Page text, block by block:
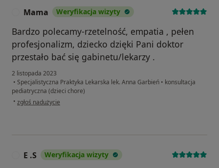
Mama Weryfikacja wizyty
Bardzo polecamy-rzetelność, empatia , pełen
profesjonalizm, dziecko dzięki Pani doktor
przestało bać się gabinetu/lekarzy .
2 listopada 2023
• Specjalistyczna Praktyka Lekarska lek. Anna Garbień • konsultacja
pediatryczna (dzieci chore)
• w opinii użytkownika Mama
zgłoś nadużycie
E .S Weryfikacja wizyty